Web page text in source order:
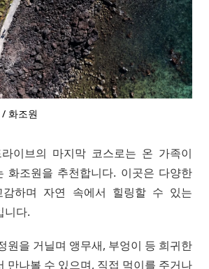
화조원
이브의 마지막 코스로는 온 가족이
화조원을 추천합니다. 이곳은 다양한
감하며 자연 속에서 힐링할 수 있는
니다.
원을 거닐며 앵무새, 부엉이 등 희귀한
만나볼 수 있으며, 직접 먹이를 주거나